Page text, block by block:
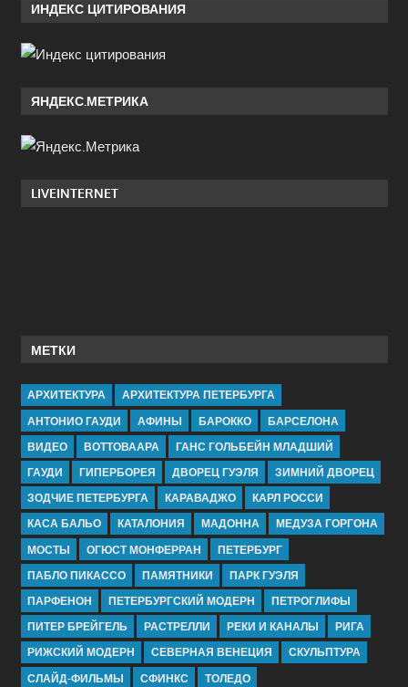
ИНДЕКС ЦИТИРОВАНИЯ
ЯНДЕКС.МЕТРИКА
LIVEINTERNET
МЕТКИ
АРХИТЕКТУРА
АРХИТЕКТУРА ПЕТЕРБУРГА
АНТОНИО ГАУДИ
АФИНЫ БАРОККО
БАРСЕЛОНА
ВИДЕО
ВОТТОВААРА
ГАНС ГОЛЬБЕЙН МЛАДШИЙ
ГАУДИ
ГИПЕРБОРЕЯ ДВОРЕЦ ГУЭЛЯ
ЗИМНИЙ ДВОРЕЦ
ЗОДЧИЕ ПЕТЕРБУРГА
КАРАВАДЖО
КАРЛ РОССИ
КАСА БАЛЬО
КАТАЛОНИЯ МАДОННА
МЕДУЗА ГОРГОНА
МОСТЫ
ОГЮСТ МОНФЕРРАН
ПЕТЕРБУРГ
ПАБЛО ПИКАССО
ПАМЯТНИКИ
ПАРК ГУЭЛЯ
ПАРФЕНОН
ПЕТЕРБУРГСКИЙ МОДЕРН
ПЕТРОГЛИФЫ
ПИТЕР БРЕЙГЕЛЬ
РАСТРЕЛЛИ РЕКИ И КАНАЛЫ
РИГА
РИЖСКИЙ МОДЕРН
СЕВЕРНАЯ ВЕНЕЦИЯ
СКУЛЬПТУРА
СЛАЙД-ФИЛЬМЫ
СФИНКС ТОЛЕДО